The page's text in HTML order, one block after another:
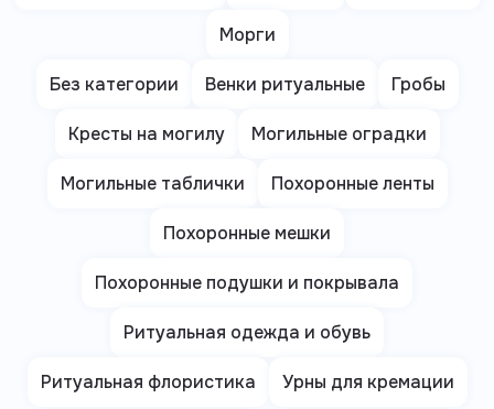
Морги
Без категории Венки ритуальные Гробы
Кресты на могилу Могильные оградки
Могильные таблички Похоронные ленты
Похоронные мешки
Похоронные подушки и покрывала
Ритуальная одежда и обувь
Ритуальная флористика Урны для кремации